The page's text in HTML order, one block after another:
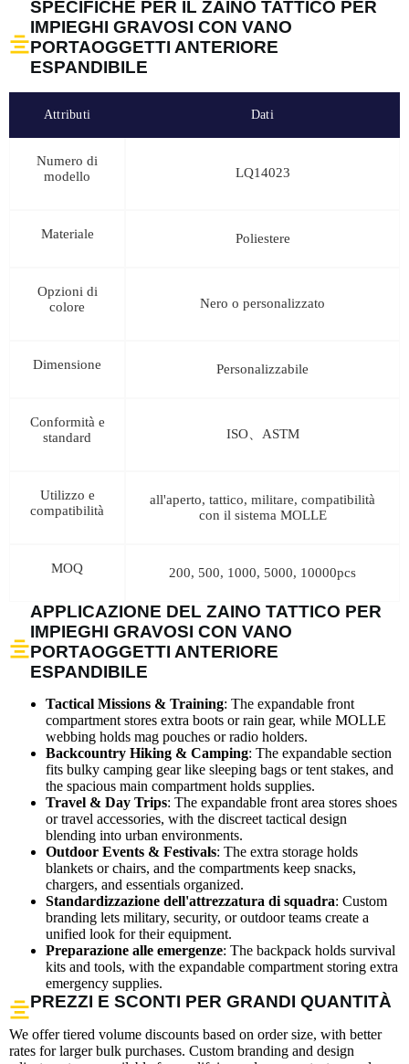
SPECIFICHE PER IL ZAINO TATTICO PER
IMPIEGHI GRAVOSI CON VANO
PORTAOGGETTI ANTERIORE
ESPANDIBILE
Attributi Dati
Numero di
modello
LQ14023
Materiale Poliestere
Opzioni di
colore
Nero o personalizzato
Dimensione Personalizzabile
Conformità e
standard
ISO、ASTM
Utilizzo e
compatibilità
all'aperto, tattico, militare, compatibilità
con il sistema MOLLE
MOQ 200, 500, 1000, 5000, 10000pcs
APPLICAZIONE DEL ZAINO TATTICO PER
IMPIEGHI GRAVOSI CON VANO
PORTAOGGETTI ANTERIORE
ESPANDIBILE
Tactical Missions & Training: The expandable front
compartment stores extra boots or rain gear, while MOLLE
webbing holds mag pouches or radio holders.
Backcountry Hiking & Camping: The expandable section
fits bulky camping gear like sleeping bags or tent stakes, and
the spacious main compartment holds supplies.
Travel & Day Trips: The expandable front area stores shoes
or travel accessories, with the discreet tactical design
blending into urban environments.
Outdoor Events & Festivals: The extra storage holds
blankets or chairs, and the compartments keep snacks,
chargers, and essentials organized.
Standardizzazione dell'attrezzatura di squadra: Custom
branding lets military, security, or outdoor teams create a
unified look for their equipment.
Preparazione alle emergenze: The backpack holds survival
kits and tools, with the expandable compartment storing extra
emergency supplies.
PREZZI E SCONTI PER GRANDI QUANTITÀ
We offer tiered volume discounts based on order size, with better
rates for larger bulk purchases. Custom branding and design